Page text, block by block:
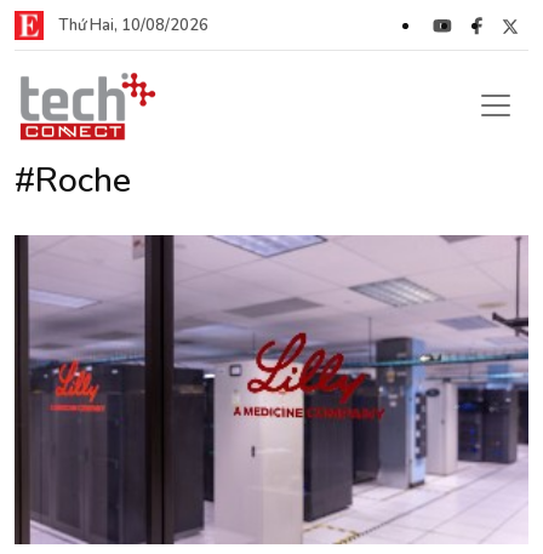
Thứ Hai, 10/08/2026
#Roche